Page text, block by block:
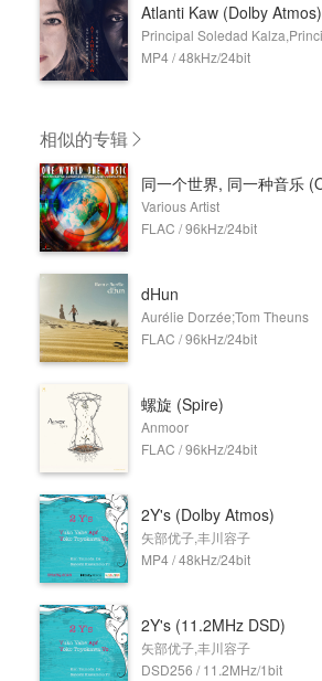
Atlanti Kaw (Dolby Atmos)
MP4 / 48kHz/24bit
相似的专辑
Various Artist
FLAC / 96kHz/24bit
dHun
Aurélie Dorzée;Tom Theuns
FLAC / 96kHz/24bit
螺旋 (Spire)
Anmoor
FLAC / 96kHz/24bit
2Y's (Dolby Atmos)
矢部优子,丰川容子
MP4 / 48kHz/24bit
2Y's (11.2MHz DSD)
矢部优子,丰川容子
DSD256 / 11.2MHz/1bit